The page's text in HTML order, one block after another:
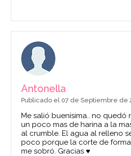
Antonella
Publicado el 07 de Septiembre de
Me salió buenísima.. no quedó
un poco mas de harina a la
al crumble. El agua al relleno
poco porque la corte de
me sobró. Gracias ♥️